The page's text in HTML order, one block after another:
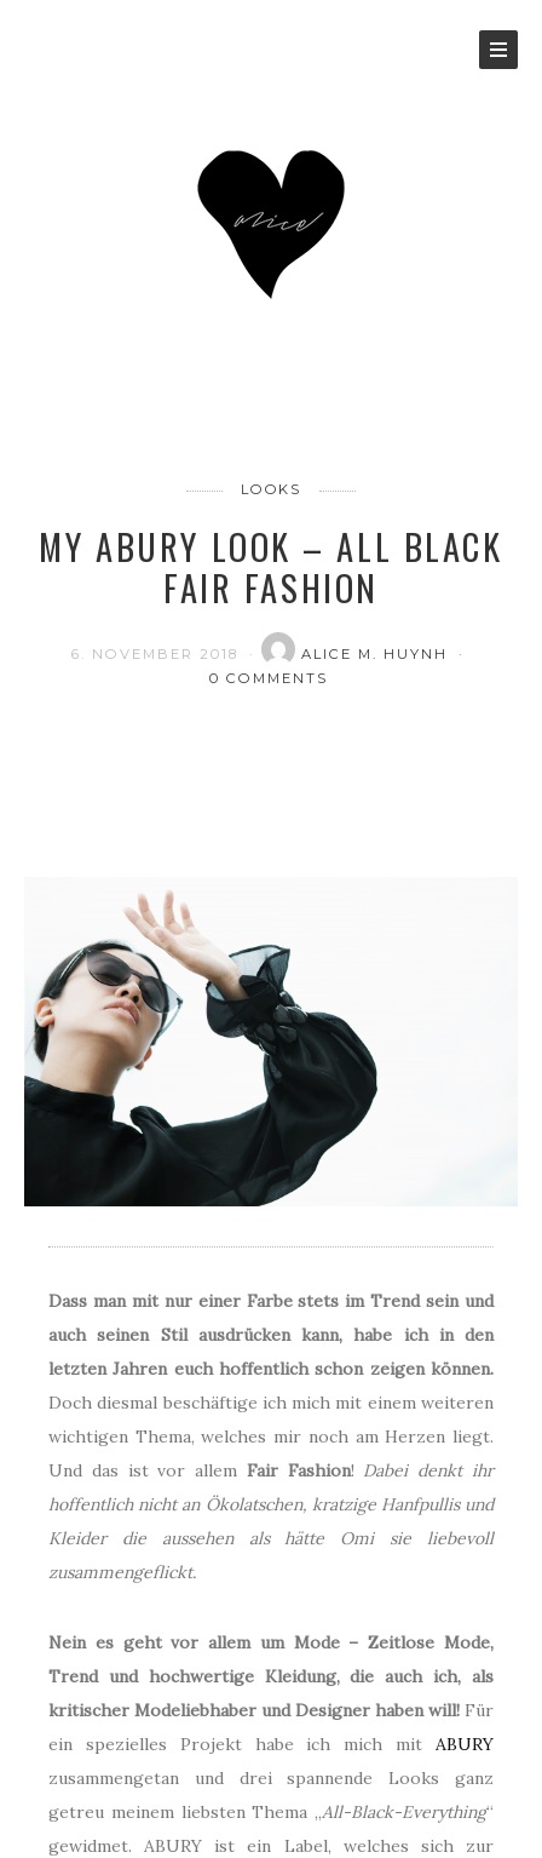
LOOKS
MY ABURY LOOK – ALL BLACK
FAIR FASHION
6. NOVEMBER 2018
ALICE M. HUYNH
0 COMMENTS
Dass man mit nur einer Farbe stets im Trend sein und
auch seinen Stil ausdrücken kann, habe ich in den
letzten Jahren euch hoffentlich schon zeigen können.
Doch diesmal beschäftige ich mich mit einem weiteren
wichtigen Thema, welches mir noch am Herzen liegt.
Und das ist vor allem Fair Fashion! Dabei denkt ihr
hoffentlich nicht an Ökolatschen, kratzige Hanfpullis und
Kleider die aussehen als hätte Omi sie liebevoll
zusammengeflickt.
Nein es geht vor allem um Mode – Zeitlose Mode,
Trend und hochwertige Kleidung, die auch ich, als
kritischer Modeliebhaber und Designer haben will! Für
ein spezielles Projekt habe ich mich mit ABURY
zusammengetan und drei spannende Looks ganz
getreu meinem liebsten Thema „All-Black-Everything“
gewidmet. ABURY ist ein Label, welches sich zur